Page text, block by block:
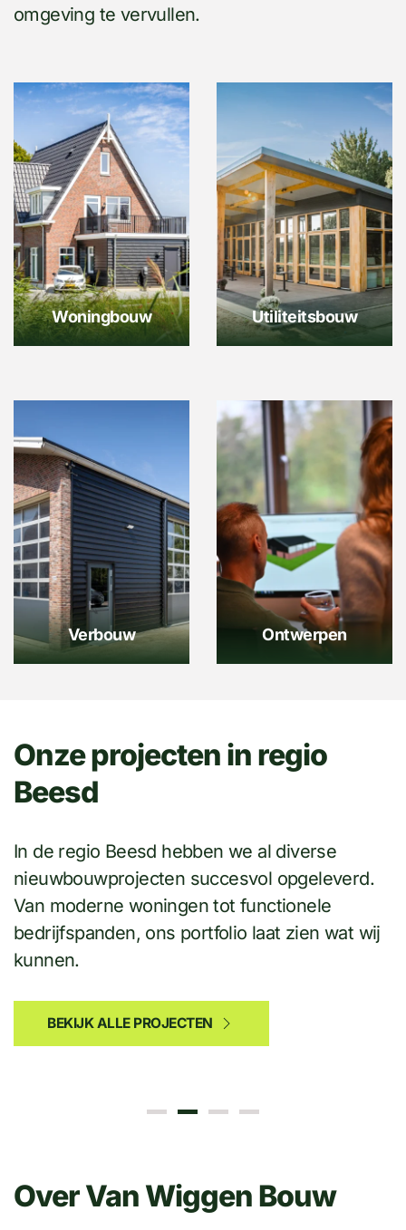
omgeving te vervullen.
Woningbouw Utiliteitsbouw
Verbouw Ontwerpen
Onze projecten in regio
Beesd
In de regio Beesd hebben we al diverse
nieuwbouwprojecten succesvol opgeleverd.
Van moderne woningen tot functionele
bedrijfspanden, ons portfolio laat zien wat wij
kunnen.
BEKIJK ALLE PROJECTEN
Vrijstaande
schuurwoning in
Lopikerkapel
BEKIJKEN
Over Van Wiggen Bouw